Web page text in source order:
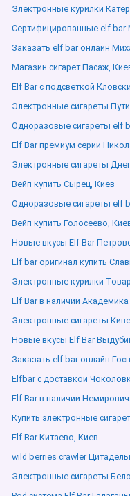
Электронные курилки
Сертифицированные elf bar
Заказать elf bar онлайн
Магазин сигарет Пасаж,
Elf Bar с подсветкой
Электронные сигареты
Одноразовые сигареты elf
Elf Bar премиум серии
Электронные сигареты
Вейп купить Сырец, Киев
Одноразовые сигареты elf
Вейп купить Голосеево,
Новые вкусы Elf Bar
Elf bar оригинал купить
Электронные курилки
Elf Bar в наличии
Электронные сигареты
Новые вкусы Elf Bar
Заказать elf bar онлайн
Elfbar с доставкой
Elf Bar в наличии
Купить электронные
Elf Bar Китаево, Киев
wild berries crawler
Электронные сигареты